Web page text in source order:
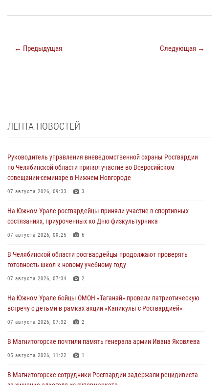
← Предыдущая Следующая →
ЛЕНТА НОВОСТЕЙ
Руководитель управления вневедомственной охраны Росгвардии
по Челябинской области принял участие во Всеросийском
совещании-семинаре в Нижнем Новгороде
07 августа 2026, 09:33 3
На Южном Урале росгвардейцы приняли участие в спортивных
состязаниях, приуроченных ко Дню физкультурника
07 августа 2026, 09:25 6
В Челябинской области росгвардейцы продолжают проверять
готовность школ к новому учебному году
07 августа 2026, 07:34 2
На Южном Урале бойцы ОМОН «Таганай» провели патриотическую
встречу с детьми в рамках акции «Каникулы с Росгвардией»
07 августа 2026, 07:32 2
В Магнитогорске почтили память генерала армии Ивана Яковлева
05 августа 2026, 11:22 1
В Магнитогорске сотрудники Росгвардии задержали рецидивиста